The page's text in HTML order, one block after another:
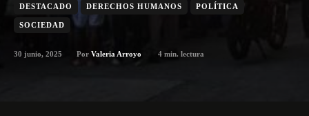
DESTACADO DERECHOS HUMANOS POLÍTICA
SOCIEDAD
30 junio, 2025 Por Valeria Arroyo 4 min. lectura